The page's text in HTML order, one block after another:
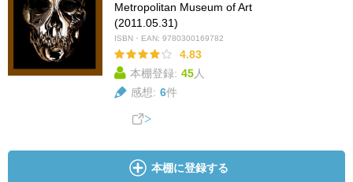
Metropolitan Museum of Art
(2011.05.31)
ISBN・EAN: 9780300169782
4.83
本棚登録: 45人
感想: 6件
本棚に登録する